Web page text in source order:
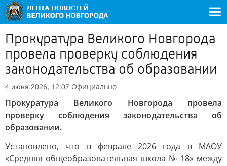
Прокуратура Великого Новгорода
провела проверку соблюдения
законодательства об образовании
4 июня 2026, 12:07 Официально
Прокуратура Великого Новгорода провела
проверку соблюдения законодательства об
образовании.
Установлено, что в феврале 2026 года в МАОУ
«Средняя общеобразовательная школа № 18» между